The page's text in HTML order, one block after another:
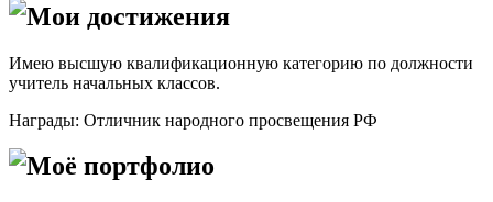
Мои достижения
Имею высшую квалификационную категорию по должности
учитель начальных классов.
Награды: Отличник народного просвещения РФ
Моё портфолио